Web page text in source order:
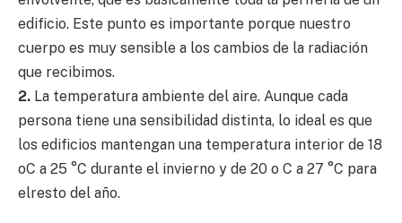
edificio. Este punto es importante porque nuestro
cuerpo es muy sensible a los cambios de la radiación
que recibimos.
2. La temperatura ambiente del aire. Aunque cada
persona tiene una sensibilidad distinta, lo ideal es que
los edificios mantengan una temperatura interior de 18
oC a 25 °C durante el invierno y de 20 o C a 27 °C para
elresto del año.